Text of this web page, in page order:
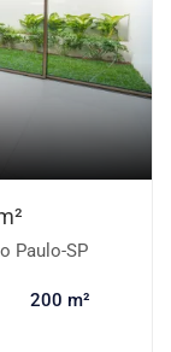
Paulo-SP
200 m²